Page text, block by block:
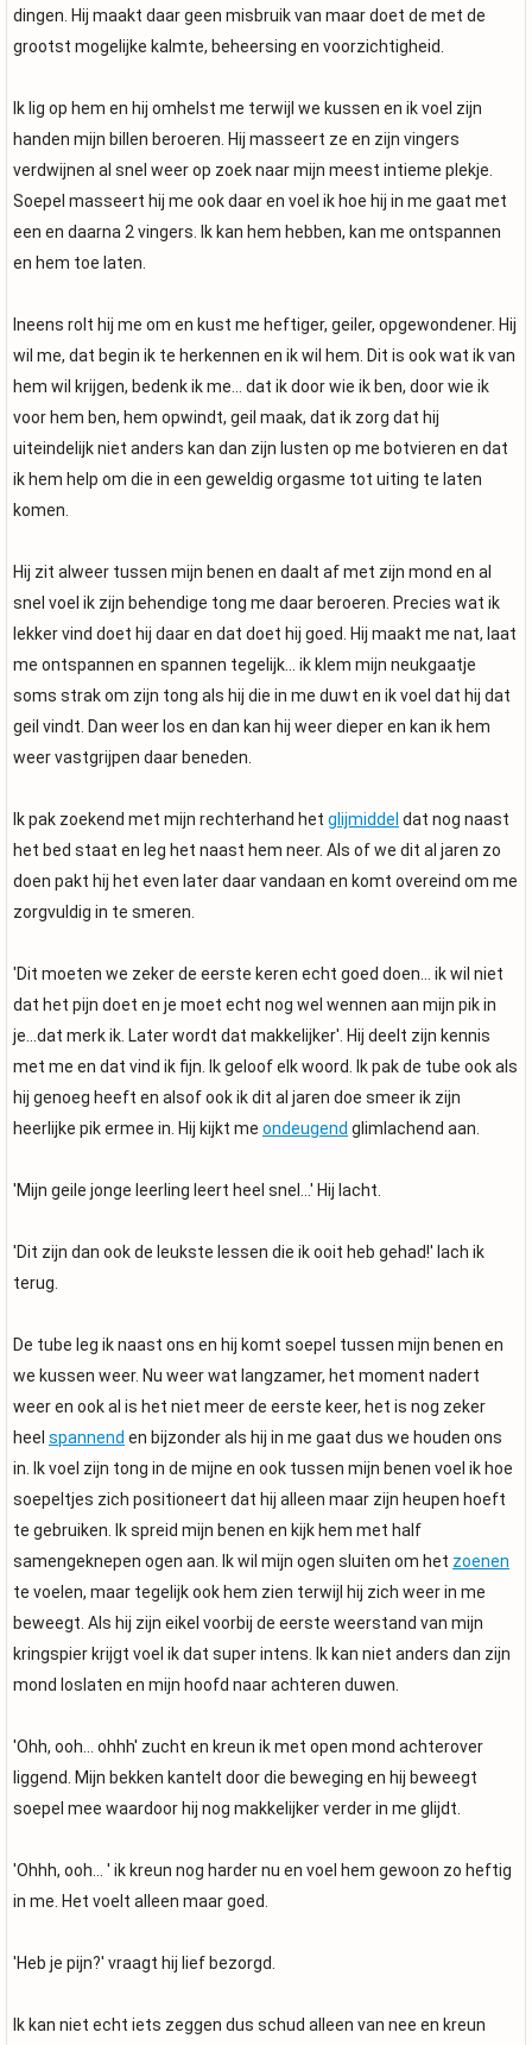
dingen. Hij maakt daar geen misbruik van maar doet de met de
grootst mogelijke kalmte, beheersing en voorzichtigheid.
Ik lig op hem en hij omhelst me terwijl we kussen en ik voel zijn
handen mijn billen beroeren. Hij masseert ze en zijn vingers
verdwijnen al snel weer op zoek naar mijn meest intieme plekje.
Soepel masseert hij me ook daar en voel ik hoe hij in me gaat met
een en daarna 2 vingers. Ik kan hem hebben, kan me ontspannen
en hem toe laten.
Ineens rolt hij me om en kust me heftiger, geiler, opgewondener. Hij
wil me, dat begin ik te herkennen en ik wil hem. Dit is ook wat ik van
hem wil krijgen, bedenk ik me... dat ik door wie ik ben, door wie ik
voor hem ben, hem opwindt, geil maak, dat ik zorg dat hij
uiteindelijk niet anders kan dan zijn lusten op me botvieren en dat
ik hem help om die in een geweldig orgasme tot uiting te laten
komen.
Hij zit alweer tussen mijn benen en daalt af met zijn mond en al
snel voel ik zijn behendige tong me daar beroeren. Precies wat ik
lekker vind doet hij daar en dat doet hij goed. Hij maakt me nat, laat
me ontspannen en spannen tegelijk... ik klem mijn neukgaatje
soms strak om zijn tong als hij die in me duwt en ik voel dat hij dat
geil vindt. Dan weer los en dan kan hij weer dieper en kan ik hem
weer vastgrijpen daar beneden.
Ik pak zoekend met mijn rechterhand het glijmiddel dat nog naast
het bed staat en leg het naast hem neer. Als of we dit al jaren zo
doen pakt hij het even later daar vandaan en komt overeind om me
zorgvuldig in te smeren.
'Dit moeten we zeker de eerste keren echt goed doen... ik wil niet
dat het pijn doet en je moet echt nog wel wennen aan mijn pik in
je...dat merk ik. Later wordt dat makkelijker'. Hij deelt zijn kennis
met me en dat vind ik fijn. Ik geloof elk woord. Ik pak de tube ook als
hij genoeg heeft en alsof ook ik dit al jaren doe smeer ik zijn
heerlijke pik ermee in. Hij kijkt me ondeugend glimlachend aan.
'Mijn geile jonge leerling leert heel snel...' Hij lacht.
'Dit zijn dan ook de leukste lessen die ik ooit heb gehad!' lach ik
terug.
De tube leg ik naast ons en hij komt soepel tussen mijn benen en
we kussen weer. Nu weer wat langzamer, het moment nadert
weer en ook al is het niet meer de eerste keer, het is nog zeker
heel spannend en bijzonder als hij in me gaat dus we houden ons
in. Ik voel zijn tong in de mijne en ook tussen mijn benen voel ik hoe
soepeltjes zich positioneert dat hij alleen maar zijn heupen hoeft
te gebruiken. Ik spreid mijn benen en kijk hem met half
samengeknepen ogen aan. Ik wil mijn ogen sluiten om het zoenen
te voelen, maar tegelijk ook hem zien terwijl hij zich weer in me
beweegt. Als hij zijn eikel voorbij de eerste weerstand van mijn
kringspier krijgt voel ik dat super intens. Ik kan niet anders dan zijn
mond loslaten en mijn hoofd naar achteren duwen.
'Ohh, ooh... ohhh' zucht en kreun ik met open mond achterover
liggend. Mijn bekken kantelt door die beweging en hij beweegt
soepel mee waardoor hij nog makkelijker verder in me glijdt.
'Ohhh, ooh... ' ik kreun nog harder nu en voel hem gewoon zo heftig
in me. Het voelt alleen maar goed.
'Heb je pijn?' vraagt hij lief bezorgd.
Ik kan niet echt iets zeggen dus schud alleen van nee en kreun